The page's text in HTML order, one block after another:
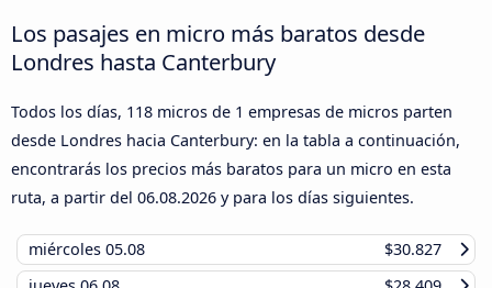
Los pasajes en micro más baratos desde
Londres hasta Canterbury
Todos los días, 118 micros de 1 empresas de micros parten
desde Londres hacia Canterbury: en la tabla a continuación,
encontrarás los precios más baratos para un micro en esta
ruta, a partir del 06.08.2026 y para los días siguientes.
miércoles 05.08
$30.827